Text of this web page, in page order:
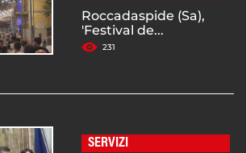
Roccadaspide (Sa),
'Festival de...
231
SERVIZI